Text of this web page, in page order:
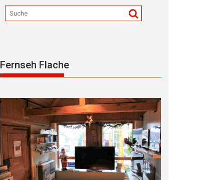
Fernseh Flache